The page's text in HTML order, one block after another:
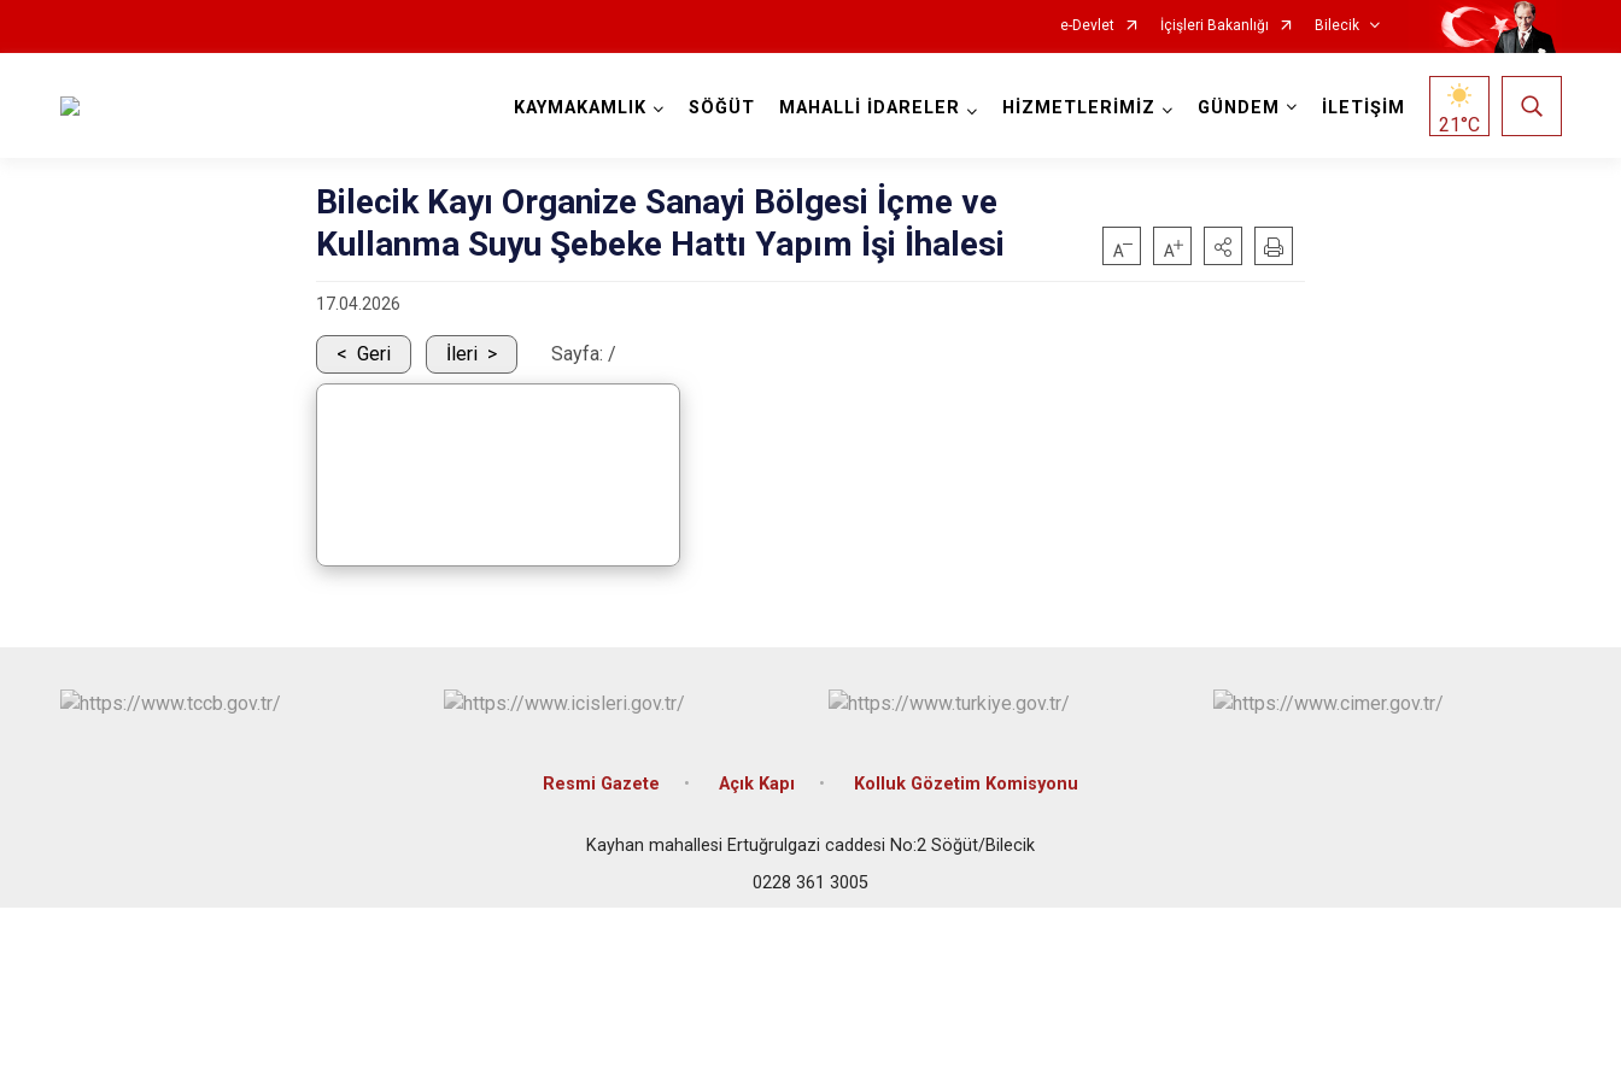
e-Devlet İçişleri Bakanlığı Bilecik
KAYMAKAMLIK SÖĞÜT MAHALLİ İDARELER HİZMETLERİMİZ GÜNDEM İLETİŞİM
21°C
Bilecik Kayı Organize Sanayi Bölgesi İçme ve
Kullanma Suyu Şebeke Hattı Yapım İşi İhalesi
17.04.2026
Geri İleri Sayfa: /
Resmi Gazete Açık Kapı Kolluk Gözetim Komisyonu
Kayhan mahallesi Ertuğrulgazi caddesi No:2 Söğüt/Bilecik
0228 361 3005